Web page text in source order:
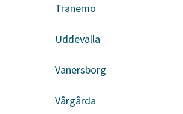
Tranemo
Uddevalla
Vänersborg
Vårgårda